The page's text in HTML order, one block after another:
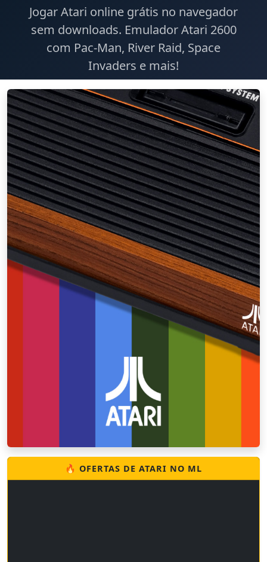
Jogar Atari online grátis no navegador
sem downloads. Emulador Atari 2600
com Pac-Man, River Raid, Space
Invaders e mais!
🔥 OFERTAS DE ATARI NO ML